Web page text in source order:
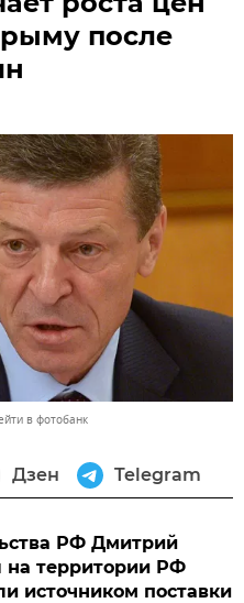
после
в фотобанк
Дзен Telegram
РФ Дмитрий
на территории РФ
источником поставки